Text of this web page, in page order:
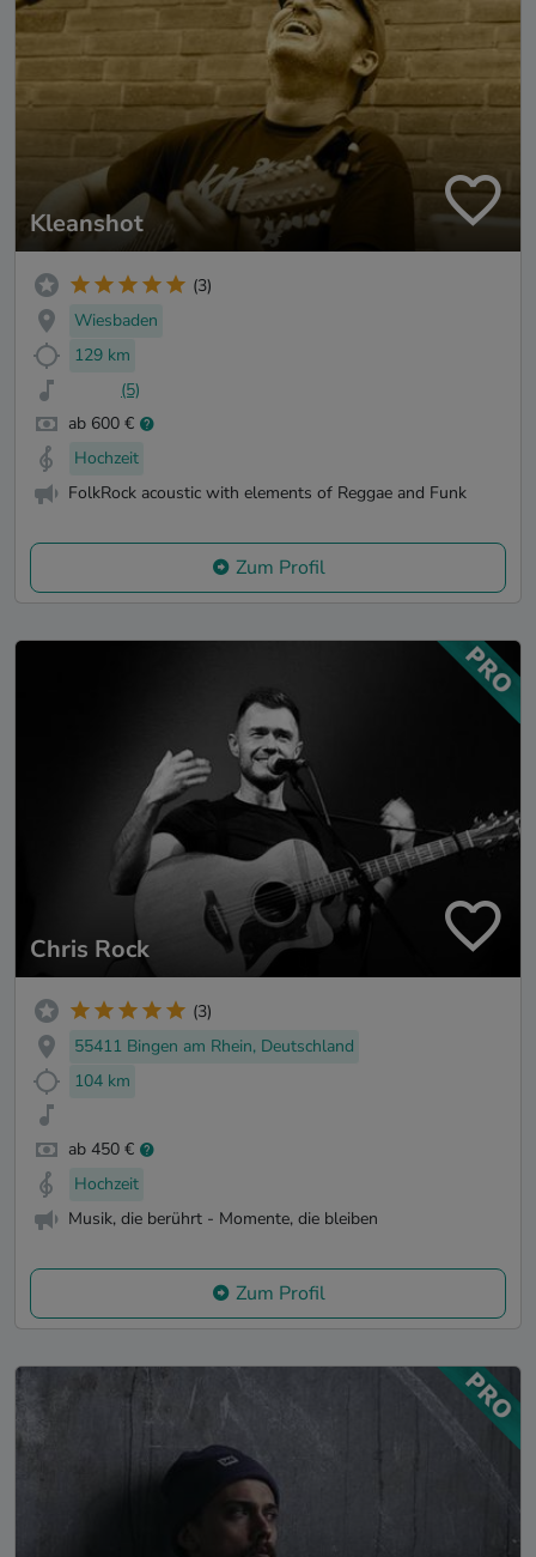
Kleanshot
(3)
Wiesbaden
129 km
(5)
ab 600 €
Hochzeit
FolkRock acoustic with elements of Reggae and Funk
Zum Profil
Chris Rock
(3)
55411 Bingen am Rhein, Deutschland
104 km
ab 450 €
Hochzeit
Musik, die berührt - Momente, die bleiben
Zum Profil